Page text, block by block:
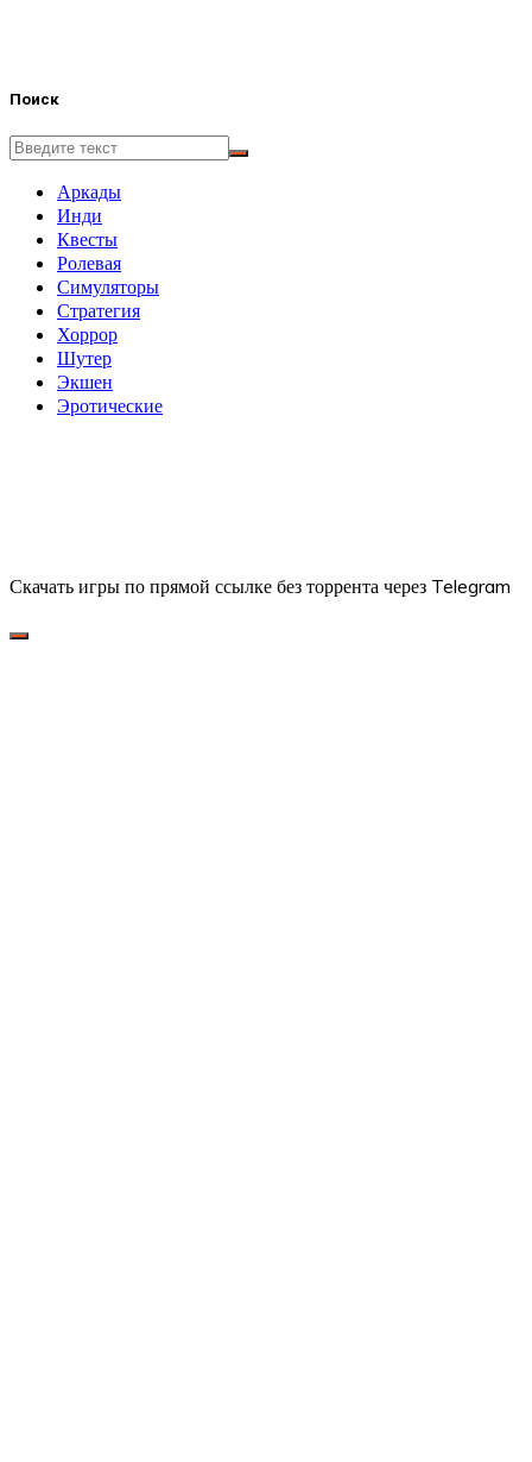
Поиск
Аркады
Инди
Квесты
Ролевая
Симуляторы
Стратегия
Хоррор
Шутер
Экшен
Эротические
Скачать игры по прямой ссылке без торрента через Telegram